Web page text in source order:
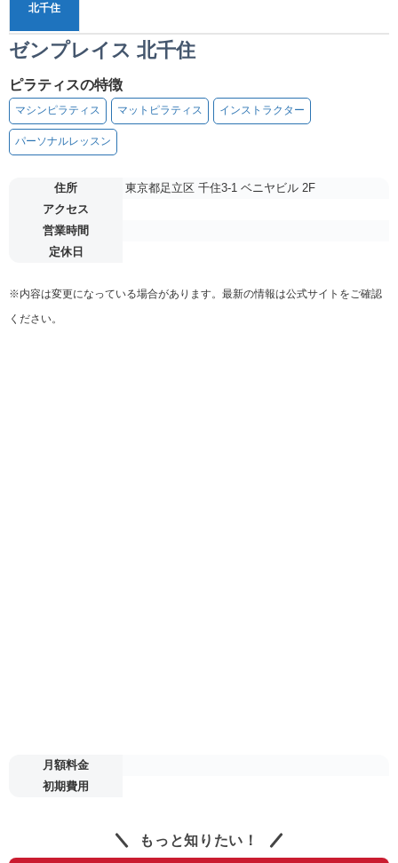
北千住
ゼンプレイス 北千住
ピラティスの特徴
マシンピラティス マットピラティス インストラクター
パーソナルレッスン
住所
東京都足立区 千住3-1 ベニヤビル 2F
アクセス
営業時間
定休日
※内容は変更になっている場合があります。最新の情報は公式サイトをご確認
ください。
月額料金
初期費用
もっと知りたい！